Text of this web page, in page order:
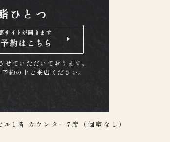
ひとつ
サイトが開きます
約はこちら
せていただいております。
約の上ご来店ください。
ル1階 カウンター7席（個室なし）